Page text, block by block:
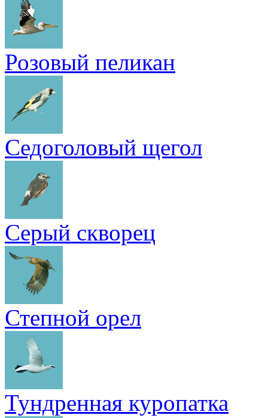
Розовый пеликан
Седоголовый щегол
Серый скворец
Степной орел
Тундренная куропатка